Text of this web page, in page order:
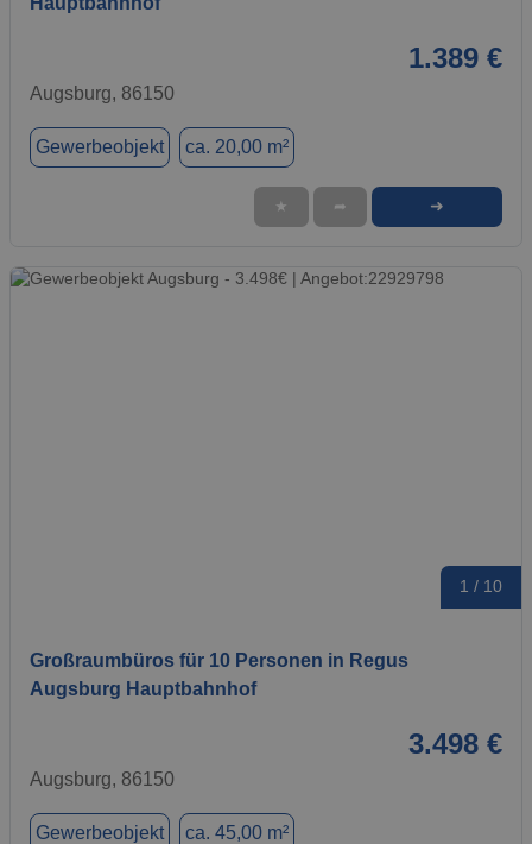
1.389 €
Augsburg, 86150
Gewerbeobjekt ca. 20,00 m²
★ ➦ ➜
1 / 10
Großraumbüros für 10 Personen in Regus
Augsburg Hauptbahnhof
3.498 €
Augsburg, 86150
Gewerbeobjekt ca. 45,00 m²